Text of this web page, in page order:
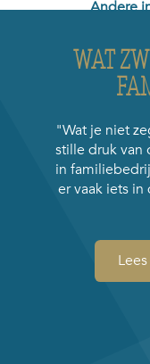
Andere
WAT
"Wat je niet
stille druk van
in
er vaak iets